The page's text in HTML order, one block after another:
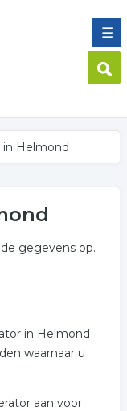
☰
in Helmond
gegevens op.
in Helmond
waarnaar u
aan voor